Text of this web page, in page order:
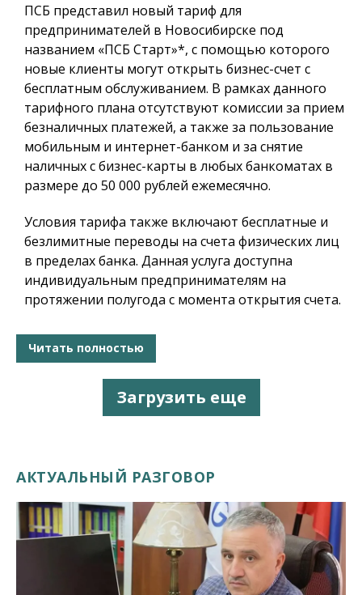
ПСБ представил новый тариф для
предпринимателей в Новосибирске под
названием «ПСБ Старт»*, с помощью которого
новые клиенты могут открыть бизнес-счет с
бесплатным обслуживанием. В рамках данного
тарифного плана отсутствуют комиссии за прием
безналичных платежей, а также за пользование
мобильным и интернет-банком и за снятие
наличных с бизнес-карты в любых банкоматах в
размере до 50 000 рублей ежемесячно.
Условия тарифа также включают бесплатные и
безлимитные переводы на счета физических лиц
в пределах банка. Данная услуга доступна
индивидуальным предпринимателям на
протяжении полугода с момента открытия счета.
Читать полностью
Загрузить еще
АКТУАЛЬНЫЙ РАЗГОВОР